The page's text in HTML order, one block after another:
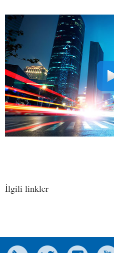
yarışmalarda söz konusu iki seçkin
Ayrıca, Çin’de beysbol sporunu
takımımız Major League Baseball
İlgili linkler